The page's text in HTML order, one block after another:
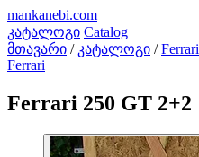
mankanebi.com
კატალოგი Catalog
მთავარი / კატალოგი / Ferrari
Ferrari
Ferrari 250 GT 2+2